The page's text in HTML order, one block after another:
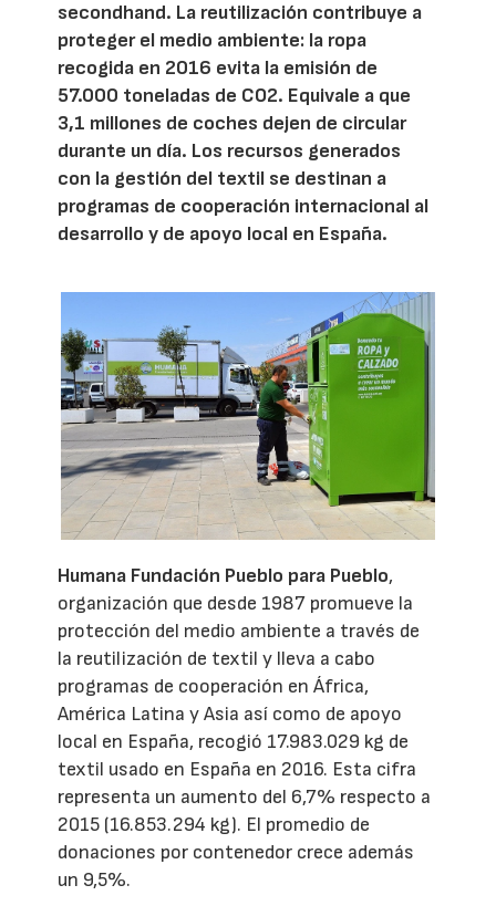
secondhand. La reutilización contribuye a
proteger el medio ambiente: la ropa
recogida en 2016 evita la emisión de
57.000 toneladas de CO2. Equivale a que
3,1 millones de coches dejen de circular
durante un día. Los recursos generados
con la gestión del textil se destinan a
programas de cooperación internacional al
desarrollo y de apoyo local en España.
Humana Fundación Pueblo para Pueblo,
organización que desde 1987 promueve la
protección del medio ambiente a través de
la reutilización de textil y lleva a cabo
programas de cooperación en África,
América Latina y Asia así como de apoyo
local en España, recogió 17.983.029 kg de
textil usado en España en 2016. Esta cifra
representa un aumento del 6,7% respecto a
2015 (16.853.294 kg). El promedio de
donaciones por contenedor crece además
un 9,5%.